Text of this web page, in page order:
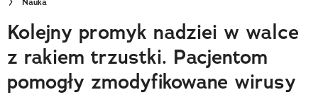
Wielki Konkurs Fotograficzny
Trendbook Podróżniczy
Polecane
Kolejny promyk nadziei w walce
z rakiem trzustki. Pacjentom
pomogły zmodyfikowane wirusy